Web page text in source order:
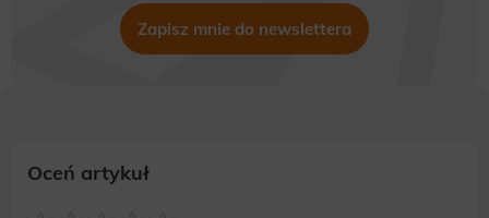
Zapisz mnie do newslettera
Oceń artykuł